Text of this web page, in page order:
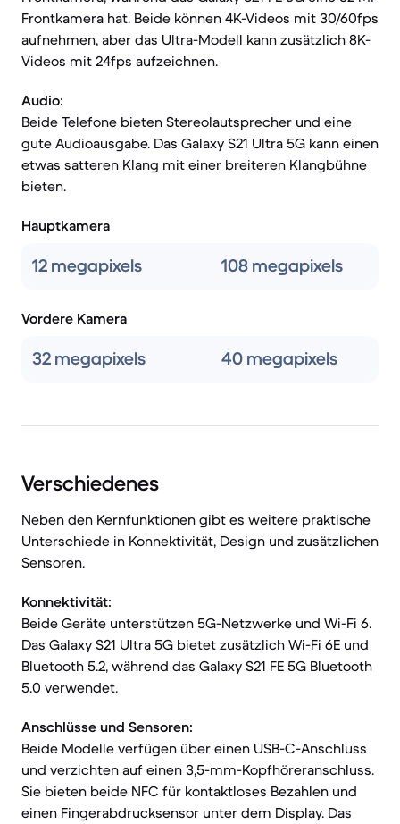
Frontkamera hat. Beide können 4K-Videos mit 30/60fps
aufnehmen, aber das Ultra-Modell kann zusätzlich 8K-
Videos mit 24fps aufzeichnen.
Audio:
Beide Telefone bieten Stereolautsprecher und eine
gute Audioausgabe. Das Galaxy S21 Ultra 5G kann einen
etwas satteren Klang mit einer breiteren Klangbühne
bieten.
Hauptkamera
12 megapixels 108 megapixels
Vordere Kamera
32 megapixels 40 megapixels
Verschiedenes
Neben den Kernfunktionen gibt es weitere praktische
Unterschiede in Konnektivität, Design und zusätzlichen
Sensoren.
Konnektivität:
Beide Geräte unterstützen 5G-Netzwerke und Wi-Fi 6.
Das Galaxy S21 Ultra 5G bietet zusätzlich Wi-Fi 6E und
Bluetooth 5.2, während das Galaxy S21 FE 5G Bluetooth
5.0 verwendet.
Anschlüsse und Sensoren:
Beide Modelle verfügen über einen USB-C-Anschluss
und verzichten auf einen 3,5-mm-Kopfhöreranschluss.
Sie bieten beide NFC für kontaktloses Bezahlen und
einen Fingerabdrucksensor unter dem Display. Das